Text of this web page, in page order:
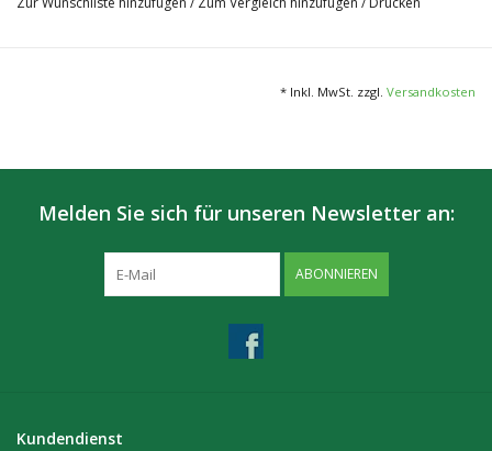
- 47 L Tank
* Inkl. MwSt. zzgl. Versandkosten
Melden Sie sich für unseren Newsletter an:
ABONNIEREN
Kundendienst